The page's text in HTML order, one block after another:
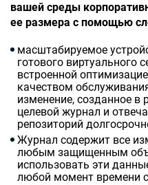
вашей среды
ее размера с помощью
масштабируемое
готового виртуального
встроенной
качеством
изменение, созданное в
целевой журнал и
репозиторий
Журнал содержит все
любым защищенным
использовать эти
любой момент времени